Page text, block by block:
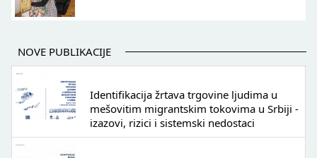
NOVE PUBLIKACIJE
Identifikacija žrtava trgovine ljudima u
mešovitim migrantskim tokovima u Srbiji -
izazovi, rizici i sistemski nedostaci